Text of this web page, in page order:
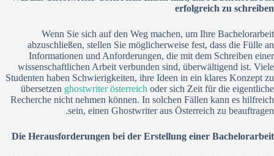
erfolgreich zu schreiben
Wenn Sie sich auf den Weg machen, um Ihre Bachelorarbeit
abzuschließen, stellen Sie möglicherweise fest, dass die Fülle an
Informationen und Anforderungen, die mit dem Schreiben einer
wissenschaftlichen Arbeit verbunden sind, überwältigend ist. Viele
Studenten haben Schwierigkeiten, ihre Ideen in ein klares Konzept zu
übersetzen ghostwriter österreich oder sich Zeit für die eigentliche
Recherche nicht nehmen können. In solchen Fällen kann es hilfreich
sein, einen Ghostwriter aus Österreich zu beauftragen.
Die Herausforderungen bei der Erstellung einer Bachelorarbeit